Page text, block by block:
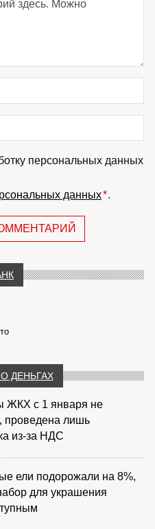
персональных данных
данных*.
ДЕНЬГАХ
ЖКХ с 1 января не
проведена лишь
из‑за НДС
ели подорожали на 8%,
для украшения